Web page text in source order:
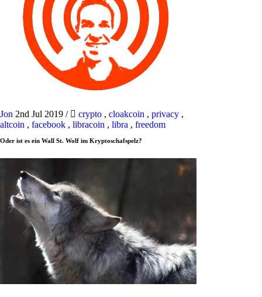
Jon 2nd Jul 2019 / crypto , cloakcoin , privacy ,
altcoin , facebook , libracoin , libra , freedom
Oder ist es ein Wall St. Wolf im Kryptoschafspelz?